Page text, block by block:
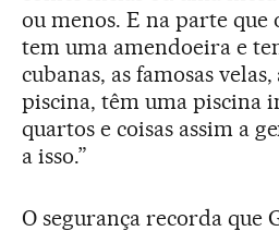
ou menos. E na parte que
tem uma amendoeira e
cubanas, as famosas
piscina, têm uma piscina
quartos e coisas assim a
a isso.”
O segurança recorda que